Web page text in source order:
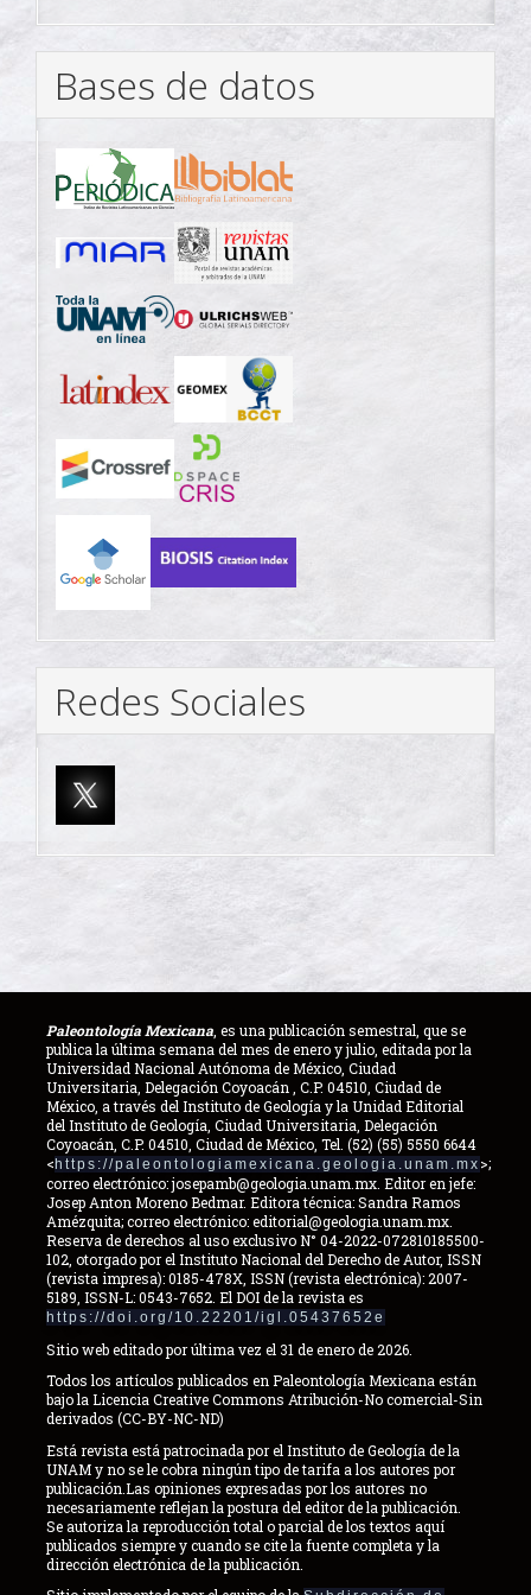
Bases de datos
Redes Sociales
Paleontología Mexicana, es una publicación semestral, que se
publica la última semana del mes de enero y julio, editada por la
Universidad Nacional Autónoma de México, Ciudad
Universitaria, Delegación Coyoacán , C.P. 04510, Ciudad de
México, a través del Instituto de Geología y la Unidad Editorial
del Instituto de Geología, Ciudad Universitaria, Delegación
Coyoacán, C.P. 04510, Ciudad de México, Tel. (52) (55) 5550 6644
< https://paleontologiamexicana.geologia.unam.mx >;
correo electrónico: josepamb@geologia.unam.mx. Editor en jefe:
Josep Anton Moreno Bedmar. Editora técnica: Sandra Ramos
Amézquita; correo electrónico: editorial@geologia.unam.mx.
Reserva de derechos al uso exclusivo N° 04-2022-072810185500-
102, otorgado por el Instituto Nacional del Derecho de Autor, ISSN
(revista impresa): 0185-478X, ISSN (revista electrónica): 2007-
5189, ISSN-L: 0543-7652. El DOI de la revista es
https://doi.org/10.22201/igl.05437652e
Sitio web editado por última vez el 31 de enero de 2026.
Todos los artículos publicados en Paleontología Mexicana están
bajo la Licencia Creative Commons Atribución-No comercial-Sin
derivados (CC-BY-NC-ND)
Está revista está patrocinada por el Instituto de Geología de la
UNAM y no se le cobra ningún tipo de tarifa a los autores por
publicación.Las opiniones expresadas por los autores no
necesariamente reflejan la postura del editor de la publicación.
Se autoriza la reproducción total o parcial de los textos aquí
publicados siempre y cuando se cite la fuente completa y la
dirección electrónica de la publicación.